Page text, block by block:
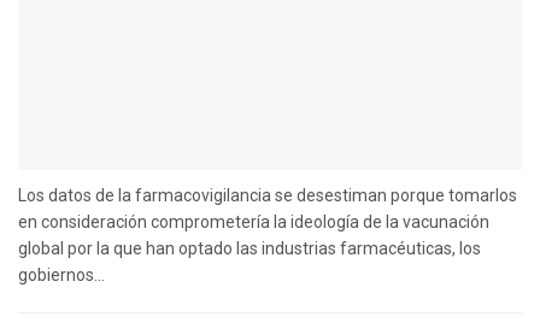
Los datos de la farmacovigilancia se desestiman porque tomarlos
en consideración comprometería la ideología de la vacunación
global por la que han optado las industrias farmacéuticas, los
gobiernos...